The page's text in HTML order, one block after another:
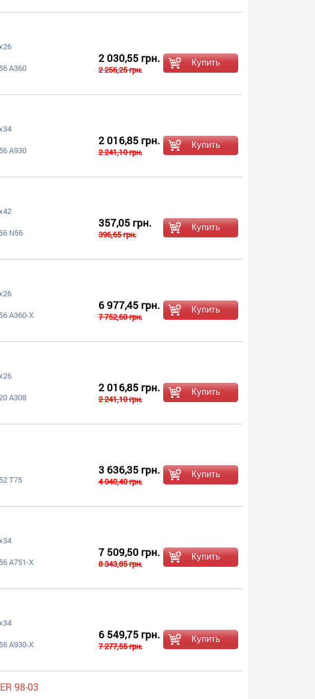
A360
2 030,55 грн.
2 256,25 грн.
A930
2 016,85 грн.
2 241,10 грн.
N56
357,05 грн.
396,65 грн.
A360-X
6 977,45 грн.
7 752,60 грн.
A308
2 016,85 грн.
2 241,10 грн.
T75
3 636,35 грн.
4 040,40 грн.
A751-X
7 509,50 грн.
8 343,85 грн.
A930-X
6 549,75 грн.
7 277,55 грн.
98-03